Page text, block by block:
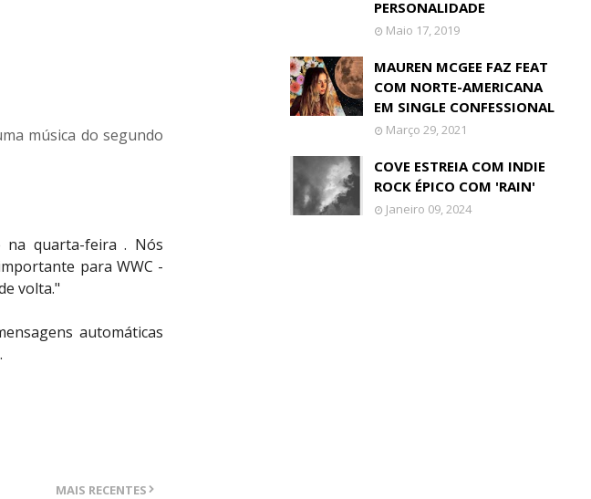
música do segundo
na quarta-feira . Nós
para WWC -
volta."
automáticas
MAIS RECENTES
PERSONALIDADE
Maio 17, 2019
MAUREN MCGEE FAZ FEAT
COM NORTE-AMERICANA
EM SINGLE CONFESSIONAL
Março 29, 2021
COVE ESTREIA COM INDIE
ROCK ÉPICO COM 'RAIN'
Janeiro 09, 2024